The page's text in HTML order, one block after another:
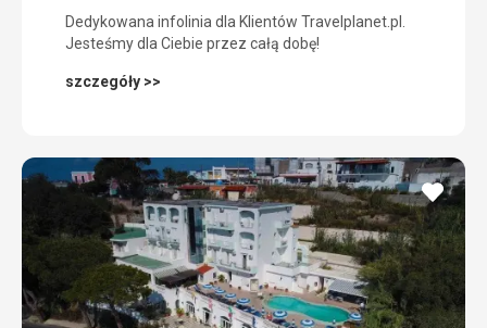
Dedykowana infolinia dla Klientów Travelplanet.pl.
Jesteśmy dla Ciebie przez całą dobę!
szczegóły >>
dodaj
do